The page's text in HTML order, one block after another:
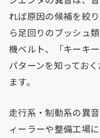
れば原因の候補を絞
ら足回りのブッシュ
機ベルト、「キーキ
パターンを知ってお
ます。
走行系・制動系の異
ィーラーや整備工場